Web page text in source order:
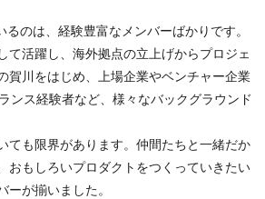
のは、経験豊富なメンバーばかりです。
て活躍し、海外拠点の立上げからプロジェ
賀川をはじめ、上場企業やベンチャー企業
ンス経験者など、様々なバックグラウンド
ても限界があります。仲間たちと一緒だか
おもしろいプロダクトをつくっていきたい
ーが揃いました。